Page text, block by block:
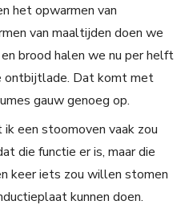
het opwarmen van
van maaltijden doen we
brood halen we nu per helft
ontbijtlade. Dat komt met
gauw genoeg op.
een stoomoven vaak zou
die functie er is, maar die
keer iets zou willen stomen
kunnen doen.